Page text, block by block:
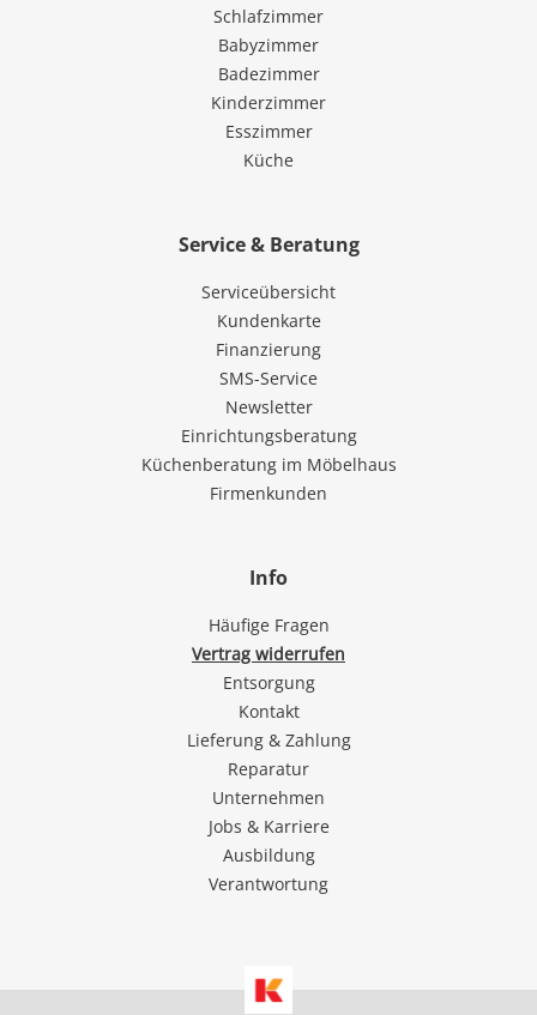
Schlafzimmer
Babyzimmer
Badezimmer
Kinderzimmer
Esszimmer
Küche
Service & Beratung
Serviceübersicht
Kundenkarte
Finanzierung
SMS-Service
Newsletter
Einrichtungsberatung
Küchenberatung im Möbelhaus
Firmenkunden
Info
Häufige Fragen
Vertrag widerrufen
Entsorgung
Kontakt
Lieferung & Zahlung
Reparatur
Unternehmen
Jobs & Karriere
Ausbildung
Verantwortung